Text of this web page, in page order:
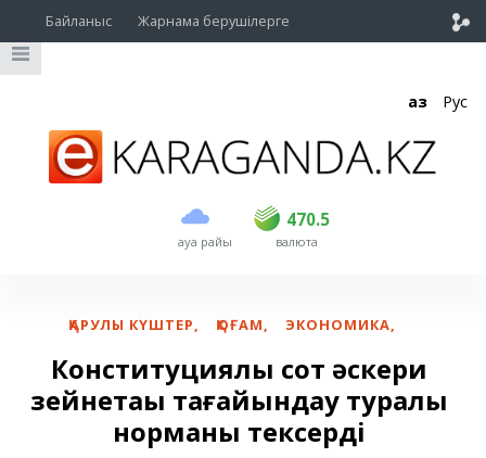
Байланыс Жарнама берушілерге
Қаз Рус
ауа райы
470.5
USD 468.5 470.5
EUR валюта
ҚАРУЛЫ КҮШТЕР, ҚОҒАМ, ЭКОНОМИКА,
Конституциялық сот әскери
зейнетақы тағайындау туралы
норманы тексерді